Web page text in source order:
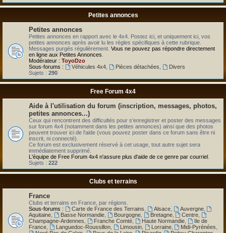
Petites annonces
Petites annonces
Petites annonces en rapport avec le 4x4. Postez ici, et uniquement ici, vos
petites annonces après avoir lu les règles spécifiques à cette rubrique.
Messages purgés régulièrement. Vous ne pouvez pas répondre directement
en ligne aux Petites Annonces
Modérateur : ToyoDzo
Sous-forums :
Véhicules 4x4, Pièces détachées
Divers
Sujets : 290
Free Forum 4x4
Aide à l'utilisation du forum (inscription, messages, photos,
petites annonces...)
Ceux qui rencontrent des difficultés pour s'enregistrer et poster des messages
sur forum 4x4 (notamment dans les petites annonces) ainsi que des photos
peuvent trouver ici de l'aide (vous pouvez poster dans ce forum sans être ni
inscrit, ni connecté).
Ce forum est exclusivement réservé à cet usage, tout autre sujet sera
immédiatement supprimé.
L'équipe de Free Forum 4x4 n'assure plus d'aide de ce genre par courriel
Sujets : 222
Clubs et terrains
France
Clubs et terrains en France, par régions.
Sous-forums :
Carte de France des Terrains Alsace, Auvergne,
Aquitaine
Basse Normandie, Bourgogne, Bretagne, Centre
Champagne-Ardennes
Franche Comté, Haute Normandie,
Ile de
France
Languedoc-Roussillon, Limousin, Lorraine, Midi-Pyrénées